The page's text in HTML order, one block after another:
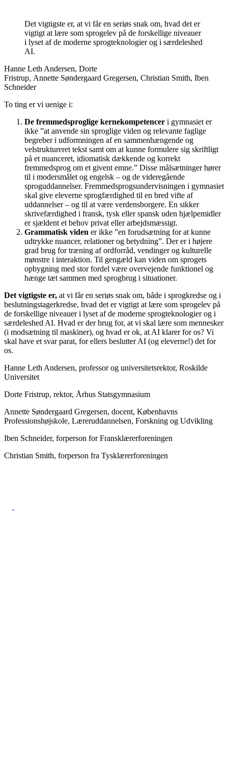
Det vigtigste er, at vi får en seriøs snak om, hvad det er
vigtigt at lære som sprogelev på de forskellige niveauer
i lyset af de moderne sprogteknologier og i særdeleshed
AI.
Hanne Leth Andersen, Dorte
Fristrup, Annette Søndergaard Gregersen, Christian Smith, Iben
Schneider
To ting er vi uenige i:
De fremmedsproglige kernekompetencer i gymnasiet er
ikke ”at anvende sin sproglige viden og relevante faglige
begreber i udformningen af en sammenhængende og
velstruktureret tekst samt om at kunne formulere sig skriftligt
på et nuanceret, idiomatisk dækkende og korrekt
fremmedsprog om et givent emne.” Disse målsætninger hører
til i modersmålet og engelsk – og de videregående
sproguddannelser. Fremmedsprogsundervisningen i gymnasiet
skal give eleverne sprogfærdighed til en bred vifte af
uddannelser – og til at være verdensborgere. En sikker
skrivefærdighed i fransk, tysk eller spansk uden hjælpemidler
er sjældent et behov privat eller arbejdsmæssigt.
Grammatisk viden er ikke ”en forudsætning for at kunne
udtrykke nuancer, relationer og betydning”. Der er i højere
grad brug for træning af ordforråd, vendinger og kulturelle
mønstre i interaktion. Til gengæld kan viden om sprogets
opbygning med stor fordel være overvejende funktionel og
hænge tæt sammen med sprogbrug i situationer.
Det vigtigste er, at vi får en seriøs snak om, både i sprogkredse og i
beslutningstagerkredse, hvad det er vigtigt at lære som sprogelev på
de forskellige niveauer i lyset af de moderne sprogteknologier og i
særdeleshed AI. Hvad er der brug for, at vi skal lære som mennesker
(i modsætning til maskiner), og hvad er ok, at AI klarer for os? Vi
skal have et svar parat, for ellers beslutter AI (og eleverne!) det for
os.
Hanne Leth Andersen, professor og universitetsrektor, Roskilde
Universitet
Dorte Fristrup, rektor, Århus Statsgymnasium
Annette Søndergaard Gregersen, docent, Københavns
Professionshøjskole, Læreruddannelsen, Forskning og Udvikling
Iben Schneider, forperson for Fransklærerforeningen
Christian Smith, forperson fra Tysklærerforeningen